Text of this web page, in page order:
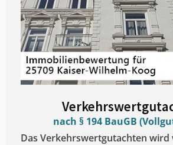
nach § 194 BauGB
Das Verkehrswertgutachten wird